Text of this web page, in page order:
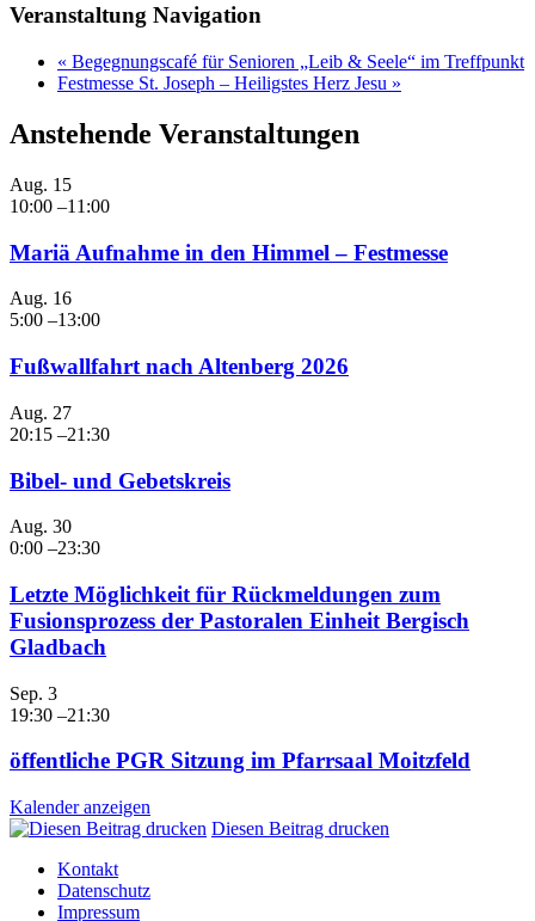
Veranstaltung Navigation
« Begegnungscafé für Senioren „Leib & Seele“ im Treffpunkt
Festmesse St. Joseph – Heiligstes Herz Jesu »
Anstehende Veranstaltungen
Aug. 15
10:00 –11:00
Mariä Aufnahme in den Himmel – Festmesse
Aug. 16
5:00 –13:00
Fußwallfahrt nach Altenberg 2026
Aug. 27
20:15 –21:30
Bibel- und Gebetskreis
Aug. 30
0:00 –23:30
Letzte Möglichkeit für Rückmeldungen zum
Fusionsprozess der Pastoralen Einheit Bergisch
Gladbach
Sep. 3
19:30 –21:30
öffentliche PGR Sitzung im Pfarrsaal Moitzfeld
Kalender anzeigen
Diesen Beitrag drucken
Kontakt
Datenschutz
Impressum